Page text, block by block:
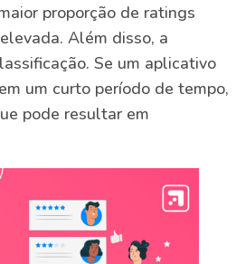
proporção de ratings
Além disso, a
Se um aplicativo
um curto período de tempo,
pode resultar em